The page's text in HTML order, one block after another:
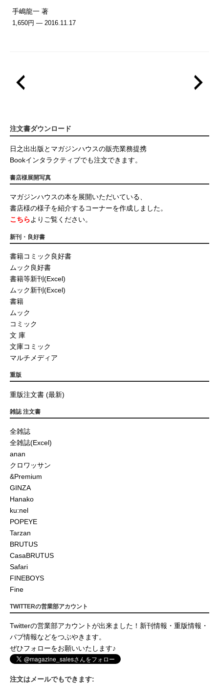
手嶋龍一 著
1,650円 — 2016.11.17
注文書ダウンロード
日之出出版とマガジンハウスの販売業務提携
Bookインタラクティブでも注文できます。
書店様展開写真
マガジンハウスの本を展開いただいている、
書店様の様子を紹介するコーナーを作成しました。
こちらよりご覧ください。
新刊・良好書
書籍コミック良好書
ムック良好書
書籍等新刊(Excel)
ムック新刊(Excel)
書籍
ムック
コミック
文 庫
文庫コミック
マルチメディア
重版
重版注文書 (最新)
雑誌 注文書
全雑誌
全雑誌(Excel)
anan
クロワッサン
&Premium
GINZA
Hanako
ku:nel
POPEYE
Tarzan
BRUTUS
CasaBRUTUS
Safari
FINEBOYS
Fine
TWITTERの営業部アカウント
Twitterの営業部アカウントが出来ました！新刊情報・重版情報・
パブ情報などをつぶやきます。
ぜひフォローをお願いいたします♪
注文はメールでもできます: